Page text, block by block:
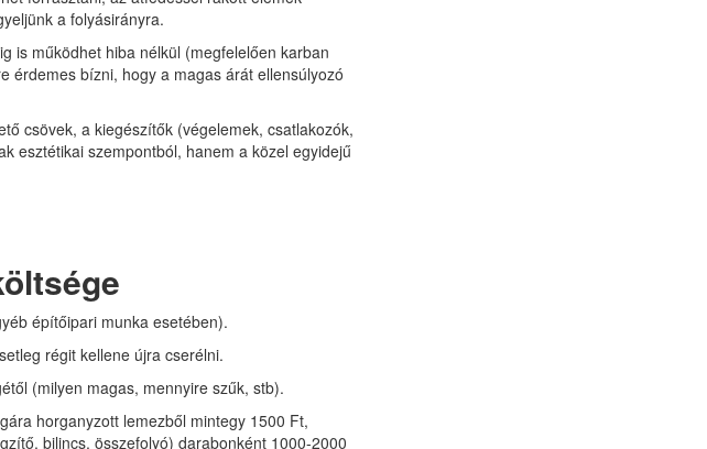
a folyásirányra.
is működhet hiba nélkül (megfelelően karban
érdemes bízni, hogy a magas árát ellensúlyozó
csövek, a kiegészítők (végelemek, csatlakozók,
esztétikai szempontból, hanem a közel egyidejű
építőipari munka esetében).
régit kellene újra cserélni.
(milyen magas, mennyire szűk, stb).
horganyzott lemezből mintegy 1500 Ft,
bilincs, összefolyó) darabonként 1000-2000